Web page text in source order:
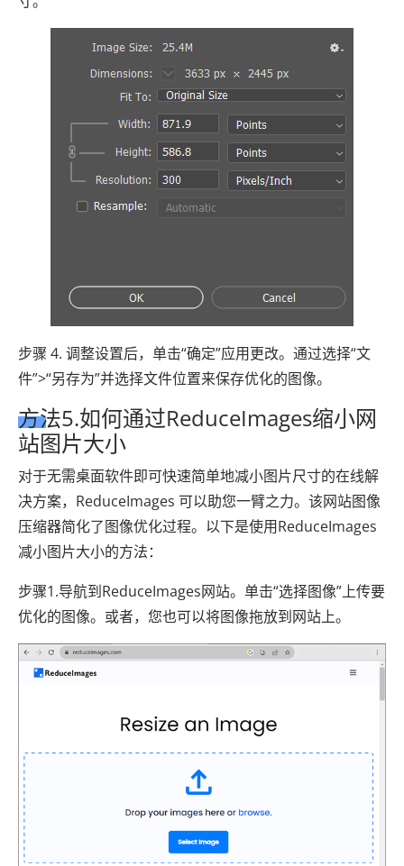
步骤 4. 调整设置后，单击“确定”应用更改。通过选择“文
件”>“另存为”并选择文件位置来保存优化的图像。
方法5.如何通过ReduceImages缩小网
站图片大小
对于无需桌面软件即可快速简单地减小图片尺寸的在线解
决方案，ReduceImages 可以助您一臂之力。该网站图像
压缩器简化了图像优化过程。以下是使用ReduceImages
减小图片大小的方法：
步骤1.导航到ReduceImages网站。单击“选择图像”上传要
优化的图像。或者，您也可以将图像拖放到网站上。